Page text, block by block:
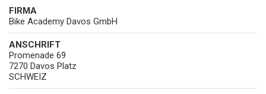
FIRMA
Bike Academy Davos GmbH
ANSCHRIFT
Promenade 69
7270 Davos Platz
SCHWEIZ